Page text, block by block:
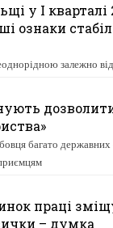
у І кварталі
ознаки
залежно
багато
праці
– думка